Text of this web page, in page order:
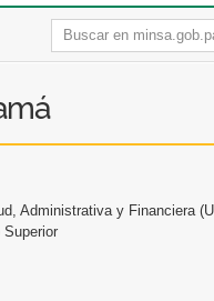
Administrativa y Financiera